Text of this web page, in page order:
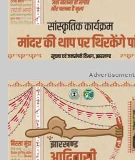
Advertisement